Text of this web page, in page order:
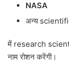
NASA
अन्य
में research
नाम रोशन करेंगी।